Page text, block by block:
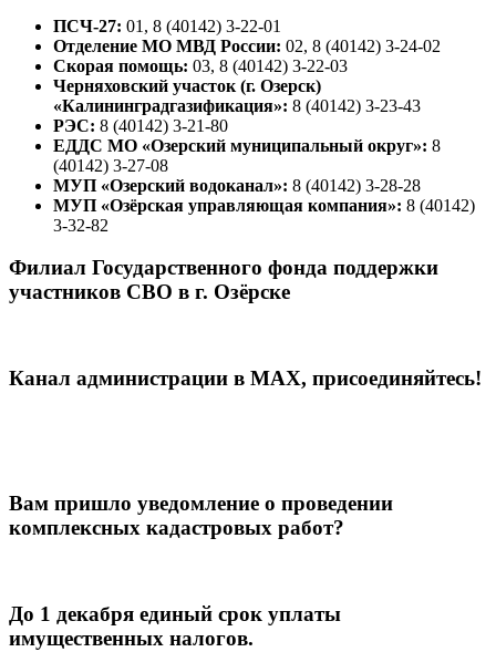
ПСЧ-27: 01, 8 (40142) 3-22-01
Отделение МО МВД России: 02, 8 (40142) 3-24-02
Скорая помощь: 03, 8 (40142) 3-22-03
Черняховский участок (г. Озерск)
«Калининградгазификация»: 8 (40142) 3-23-43
РЭС: 8 (40142) 3-21-80
ЕДДС МО «Озерский муниципальный округ»: 8
(40142) 3-27-08
МУП «Озерский водоканал»: 8 (40142) 3-28-28
МУП «Озёрская управляющая компания»: 8 (40142)
3-32-82
Филиал Государственного фонда поддержки
участников СВО в г. Озёрске
Канал администрации в МАХ, присоединяйтесь!
Вам пришло уведомление о проведении
комплексных кадастровых работ?
До 1 декабря единый срок уплаты
имущественных налогов.